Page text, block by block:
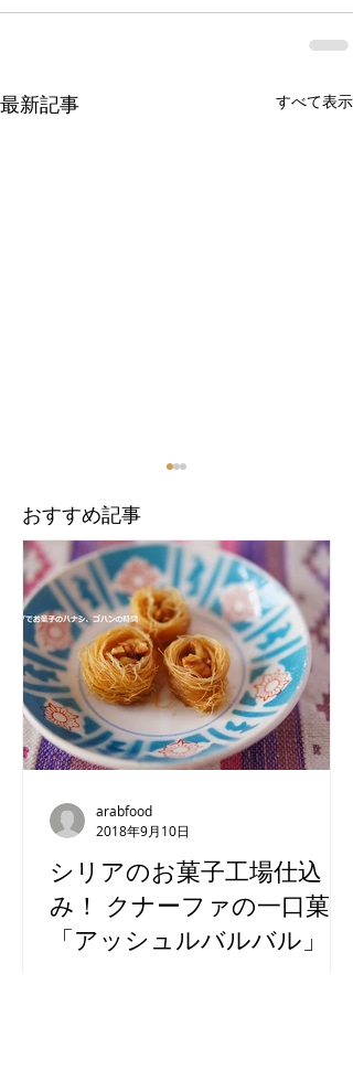
最新記事 すべて表示
【インド】ムンバイのペ
ルシア文化
​おすすめ記事
シリアのお菓子工場仕込
み！ クナーファの一口菓子
「アッシュルバルバル」
arabfood
2018年9月10日